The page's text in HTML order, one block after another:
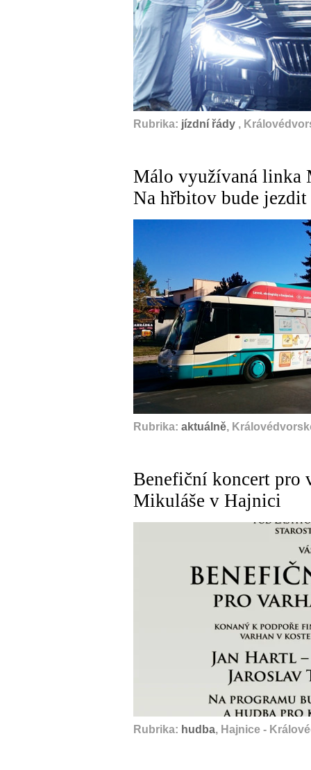
Rubrika: jízdní řády ,
Málo využívaná linka
Na hřbitov bude
Rubrika: aktuálně,
Benefiční koncert pro
Mikuláše v Hajnici
Rubrika: hudba, Hajnice -